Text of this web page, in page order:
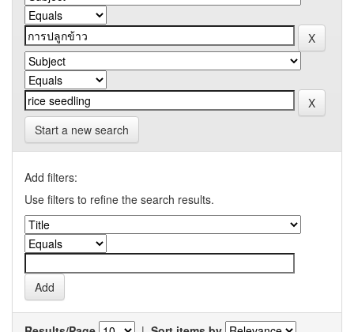
Start a new search
Add filters:
Use filters to refine the search results.